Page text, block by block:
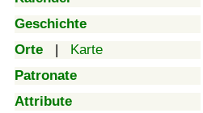
Geschichte
Orte | Karte
Patronate
Attribute